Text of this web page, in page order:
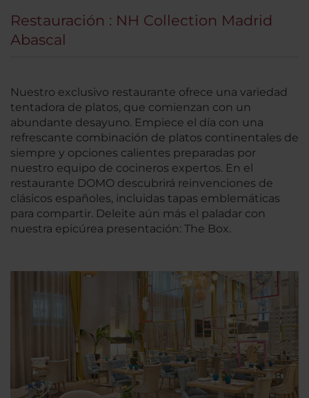
Restauración : NH Collection Madrid
Abascal
Nuestro exclusivo restaurante ofrece una variedad
tentadora de platos, que comienzan con un
abundante desayuno. Empiece el día con una
refrescante combinación de platos continentales de
siempre y opciones calientes preparadas por
nuestro equipo de cocineros expertos. En el
restaurante DOMO descubrirá reinvenciones de
clásicos españoles, incluidas tapas emblemáticas
para compartir. Deleite aún más el paladar con
nuestra epicúrea presentación: The Box.